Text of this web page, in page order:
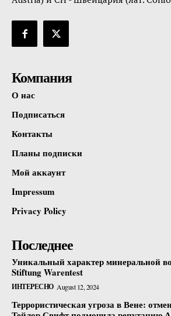
Компания
О нас
Подписаться
Контакты
Планы подписки
Мой аккаунт
Impressum
Privacy Policy
Последнее
Уникальный характер минеральной
Stiftung Warentest
ИНТЕРЕСНО August 12, 2024
Террористическая угроза в Вене: